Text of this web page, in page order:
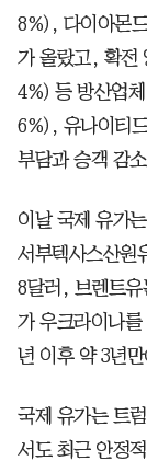
8%), 다이아몬
가 올랐고, 확전
4%) 등 방산업
6%), 유나이티
부담과 승객 감
이날 국제 유가
서부텍사스산원
8달러, 브렌트유
가 우크라이나
년 이후 약 3년
국제 유가는 트
서도 최근 안정